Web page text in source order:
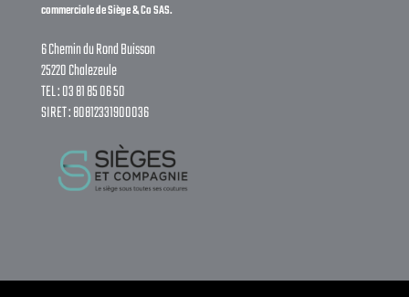
commerciale de Siège & Co SAS.
6 Chemin du Rond Buisson
25220 Chalezeule
TEL : 03 81 85 06 50
SIRET : 80812331900036